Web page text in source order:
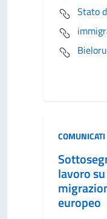
Stato
lavoro
europeo